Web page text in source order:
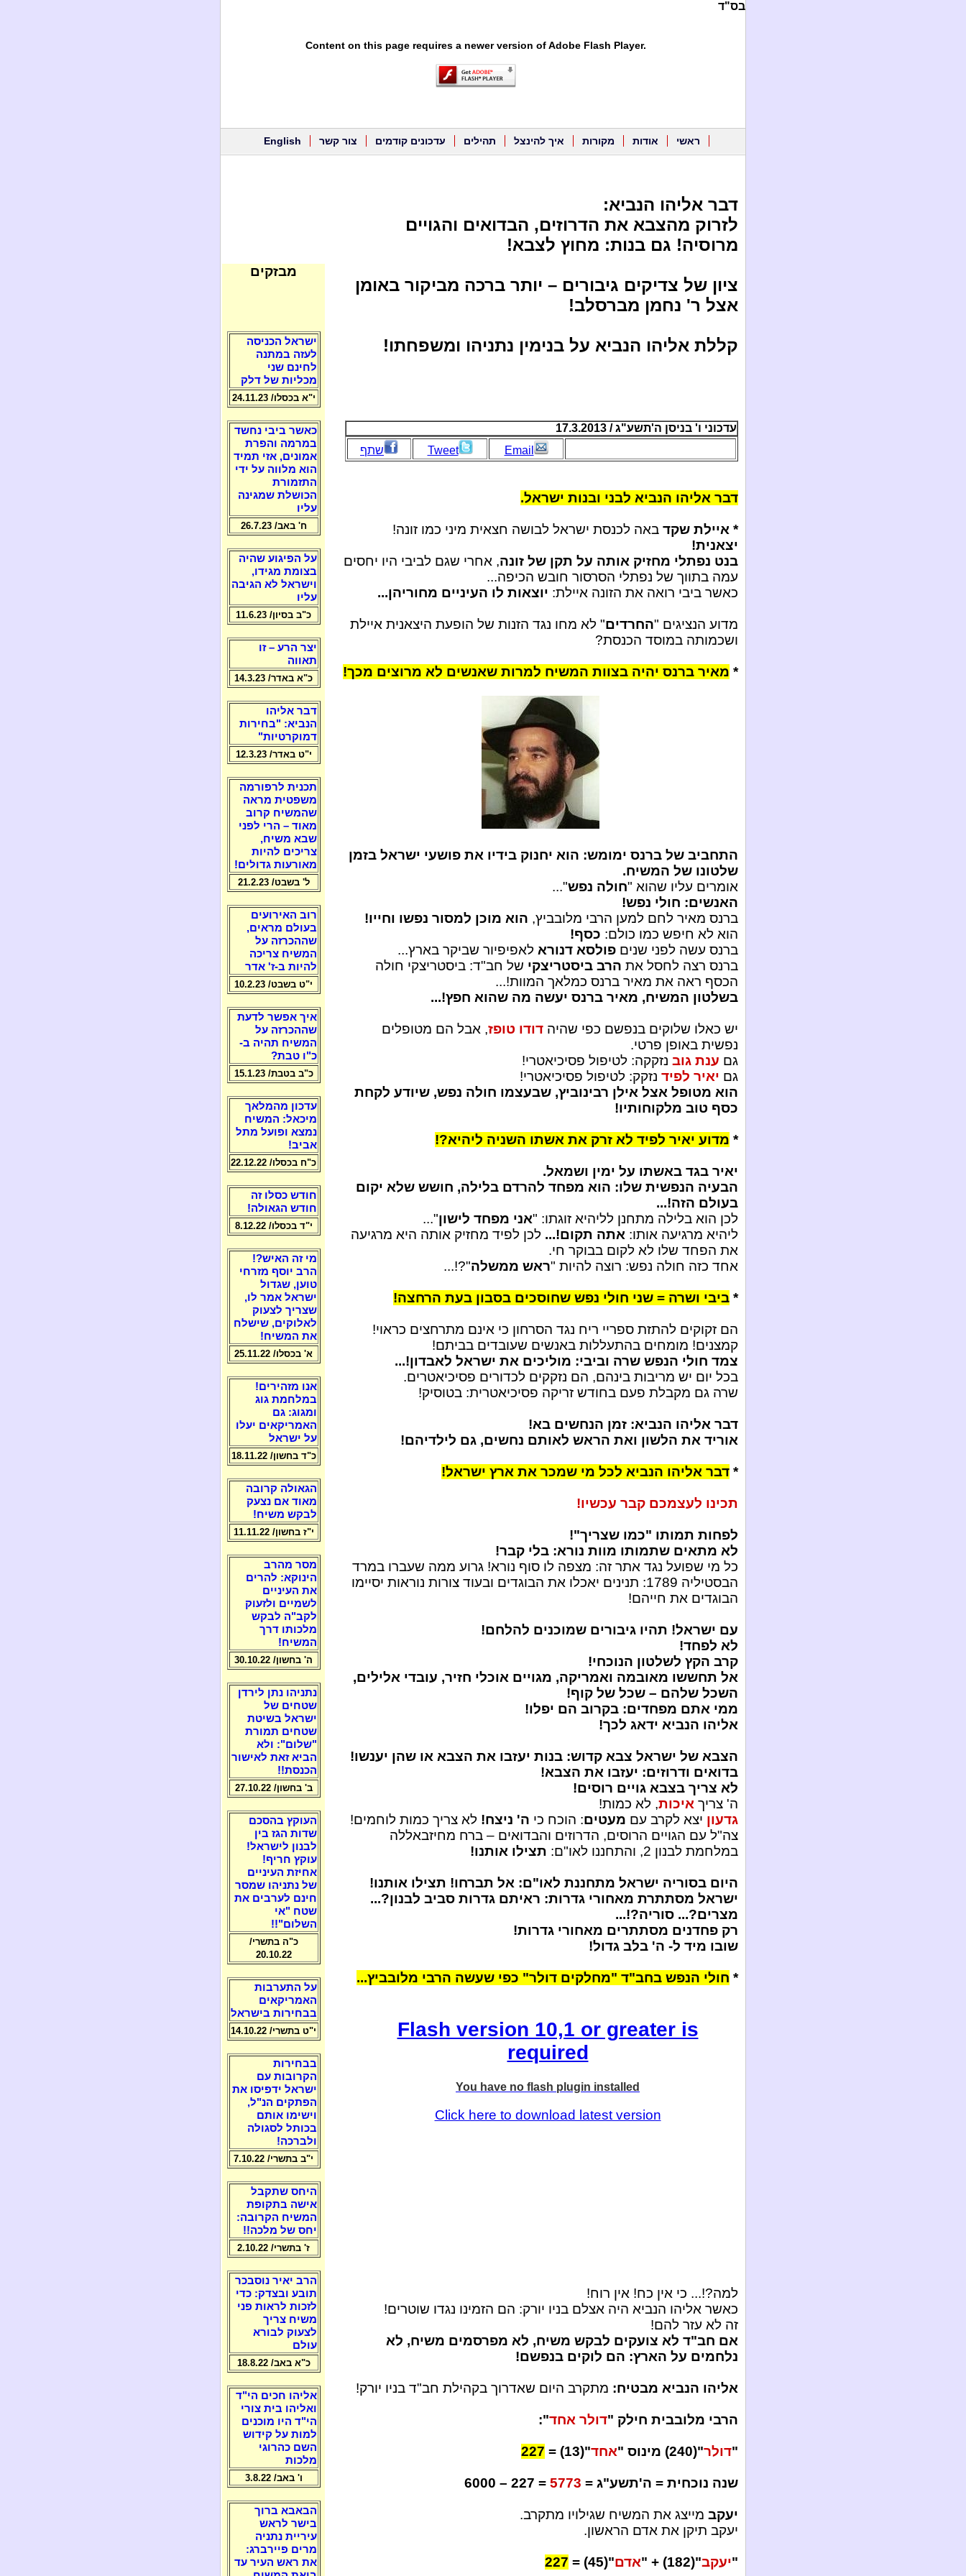
בס"ד
Content on this page requires a newer version of Adobe Flash Player.
ראשי אודות מקורות איך להינצל תהילים עדכונים קודמים צור קשר English
דבר אליהו הנביא:
לזרוק מהצבא את הדרוזים, הבדואים והגויים
מרוסיה! גם בנות: מחוץ לצבא!
ציון של צדיקים גיבורים – יותר ברכה מביקור באומן
אצל ר' נחמן מברסלב!
קללת אליהו הנביא על בנימין נתניהו ומשפחתו!
עדכוני ו' בניסן ה'תשע"ג / 17.3.2013
Email
Tweet שתף
דבר אליהו הנביא לבני ובנות ישראל.
* איילת שקד באה לכנסת ישראל לבושה חצאית מיני כמו זונה!
יצאנית!
בנט נפתלי מחזיק אותה על תקן של זונה, אחרי שגם לביבי היו יחסים
עמה בתווך של נפתלי הסרסור חובש הכיפה...
כאשר ביבי רואה את הזונה איילת: יוצאות לו העיניים מחוריהן...
מדוע הנציגים "החרדים" לא מחו נגד הזנות של הופעת היצאנית איילת
ושכמותה במוסד הכנסת?
* מאיר ברנס יהיה בצוות המשיח למרות שאנשים לא מרוצים מכך!
התחביב של ברנס ימומש: הוא יחנוק בידיו את פושעי ישראל בזמן
שלטונו של המשיח.
אומרים עליו שהוא "חולה נפש"...
האנשים: חולי נפש!
ברנס מאיר לחם למען הרבי מלובביץ, הוא מוכן למסור נפשו וחייו!
הוא לא חיפש כמו כולם: כסף!
ברנס עשה לפני שנים פולסא דנורא לאפיפיור שביקר בארץ...
ברנס רצה לחסל את הרב ביסטריצקי של חב"ד: ביסטריצקי חולה
הכסף ראה את מאיר ברנס כמלאך המוות!...
בשלטון המשיח, מאיר ברנס יעשה מה שהוא חפץ!...
יש כאלו שלוקים בנפשם כפי שהיה דודו טופז, אבל הם מטופלים
נפשית באופן פרטי.
גם ענת גוב נזקקה: לטיפול פסיכיאטרי!
גם יאיר לפיד נזקק: לטיפול פסיכיאטרי!
הוא מטופל אצל אילן רבינוביץ, שבעצמו חולה נפש, שיודע לקחת
כסף טוב מלקוחותיו!
* מדוע יאיר לפיד לא זרק את אשתו השניה ליהיא?!
יאיר בגד באשתו על ימין ושמאל.
הבעיה הנפשית שלו: הוא מפחד להרדם בלילה, חושש שלא יקום
בעולם הזה!...
לכן הוא בלילה מתחנן לליהיא זוגתו: "אני מפחד לישון"...
ליהיא מרגיעה אותו: אתה תקום!... לכן לפיד מחזיק אותה היא מרגיעה
את הפחד שלו לא לקום בבוקר חי.
אחד כזה חולה נפש: רוצה להיות "ראש ממשלה"?!...
* ביבי ושרה = שני חולי נפש שחוסכים בסבון בעת הרחצה!
הם זקוקים להתזת ספריי ריח נגד הסרחון כי אינם מתרחצים כראוי!
קמצנים! מומחים בהתעללות באנשים שעובדים בביתם!
צמד חולי הנפש שרה וביבי: מוליכים את ישראל לאבדון!...
בכל יום יש מריבות בינהם, הם נזקקים לכדורים פסיכיאטרים.
שרה גם מקבלת פעם בחודש זריקה פסיכיאטרית: בטוסיק!
דבר אליהו הנביא: זמן הנחשים בא!
אוריד את הלשון ואת הראש לאותם נחשים, גם לילדיהם!
* דבר אליהו הנביא לכל מי שמכר את ארץ ישראל!
תכינו לעצמכם קבר עכשיו!
לפחות תמותו "כמו שצריך"!
לא מתאים שתמותו מוות נורא: בלי קבר!
כל מי שפועל נגד אתר זה: מצפה לו סוף נורא! גרוע ממה שעברו במרד
הבסטיליה 1789: תנינים יאכלו את הבוגדים ובעוד צורות נוראות יסיימו
הבוגדים את חייהם!
עם ישראל! תהיו גיבורים שמוכנים להלחם!
לא לפחד!
קרב הקץ לשלטון הנוכחי!
אל תחששו מאובמה ואמריקה, מגויים אוכלי חזיר, עובדי אלילים,
השכל שלהם – שכל של קוף!
ממי אתם מפחדים: בקרוב הם יפלו!
אליהו הנביא ידאג לכך!
הצבא של ישראל צבא קדוש: בנות יעזבו את הצבא או שהן יענשו!
בדואים ודרוזים: יעזבו את הצבא!
לא צריך בצבא גויים רוסים!
ה' צריך איכות, לא כמות!
גדעון יצא לקרב עם מעטים: הוכח כי ה' ניצח! לא צריך כמות לוחמים!
צה"ל עם הגויים הרוסים, הדרוזים והבדואים – ברח מחיזבאללה
במלחמת לבנון 2, והתחננו לאו"ם:
תצילו אותנו!
היום בסוריה ישראל מתחננת לאו"ם: אל תברחו! תצילו אותנו!
ישראל מסתתרת מאחורי גדרות: ראיתם גדרות סביב לבנון?...
מצרים?... סוריה?!...
רק פחדנים מסתתרים מאחורי גדרות!
שובו מיד ל- ה' בלב גדול!
* חולי הנפש בחב"ד "מחלקים דולר" כפי שעשה הרבי מלובביץ...
Flash version 10,1 or greater is
required
You have no flash plugin installed
Click here to download latest version
למה?!... כי אין כח! אין רוח!
כאשר אליהו הנביא היה אצלם בניו יורק: הם הזמינו נגדו שוטרים!
זה לא עזר להם!
אם חב"ד לא צועקים לבקש משיח, לא מפרסמים משיח, לא
נלחמים על הארץ: הם לוקים בנפשם!
אליהו הנביא מבטיח: מתקרב היום שאדרוך בקהילת חב"ד בניו יורק!
הרבי מלובבית חילק "דולר אחד":
"דולר"(240) מינוס " אחד"(13) =
227
שנה נוכחית = ה'תשע"ג = 5773
= 227 – 6000
יעקב מייצג את המשיח שגילויו מתקרב.
יעקב תיקן את אדם הראשון.
"יעקב"(182) + " אדם"(45) =
227
מבזקים
ישראל הכניסה
לעזה במתנה
לחינם שני
מכליות של דלק
י"א בכסלו/ 24.11.23
כאשר ביבי נחשד
במרמה והפרת
אמונים, אזי תמיד
הוא מלווה על ידי
התזמורת
הכושלת שמגינה
עליו
ח' באב/ 26.7.23
על הפיגוע שהיה
בצומת מגידו,
וישראל לא הגיבה
עליו
כ"ב בסיון/ 11.6.23
יצר הרע – זו
תאווה
כ"א באדר/ 14.3.23
דבר אליהו
הנביא: "בחירות
דמוקרטיות"
י"ט באדר/ 12.3.23
תכנית לרפורמה
משפטית מראה
שהמשיח קרוב
מאוד – הרי לפני
שבא משיח,
צריכים להיות
מאורעות גדולים!
ל' בשבט/ 21.2.23
רוב האירועים
בעולם מראים,
שההכרזה על
המשיח צריכה
להיות ב-ז' אדר
י"ט בשבט/ 10.2.23
איך אפשר לדעת
שההכרזה על
המשיח תהיה ב-
כ"ו טבת?
כ"ב בטבת/ 15.1.23
עדכון מהמלאך
מיכאל: המשיח
נמצא ופועל מתל
אביב!
כ"ח בכסלו/ 22.12.22
חודש כסלו זה
חודש הגאולה!
י"ד בכסלו/ 8.12.22
מי זה האיש?!
הרב יוסף מזרחי
טוען, שגדול
ישראל אמר לו,
שצריך לצעוק
לאלוקים, שישלח
את המשיח!
א' בכסלו/ 25.11.22
אנו מזהירים!
במלחמת גוג
ומגוג: גם
האמריקאים יעלו
על ישראל
כ"ד בחשון/ 18.11.22
הגאולה קרובה
מאוד אם נצעק
לבקש משיח!
י"ז בחשון/ 11.11.22
מסר מהרב
הינוקא: להרים
את העיניים
לשמיים ולזעוק
לקב"ה לבקש
מלכותו דרך
המשיח!
ה' בחשון/ 30.10.22
נתניהו נתן לירדן
שטחים של
ישראל בשיטת
שטחים תמורת
"שלום": ולא
הביא זאת לאישור
הכנסת!!
ב' בחשון/ 27.10.22
העוקץ בהסכם
שדות הגז בין
לבנון לישראל!
עוקץ חריף!
אחיזת העיניים
של נתניהו שמסר
חינם לערבים את
שטח "אי
השלום"!!
כ"ה בתשרי/
20.10.22
על התערבות
האמריקאים
בבחירות בישראל
י"ט בתשרי/ 14.10.22
בבחירות
הקרובות עם
ישראל ידפיסו את
הפתקים הנ"ל,
וישימו אותם
בכותל לסגולה
ולברכה!
י"ב בתשרי/ 7.10.22
היחס שתקבל
אישה בתקופת
המשיח הקרובה:
יחס של מלכה!!
ז' בתשרי/ 2.10.22
הרב יאיר נוסבכר
תובע ובצדק: כדי
לזכות לראות פני
משיח צריך
לצעוק לבורא
עולם
כ"א באב/ 18.8.22
אליהו חכים הי"ד
ואליהו בית צורי
הי"ד היו מוכנים
למות על קידוש
השם כהרוגי
מלכות
ו' באב/ 3.8.22
הבאבא ברוך
בישר לראש
עיריית נתניה
מרים פיירברג:
את ראש העיר עד